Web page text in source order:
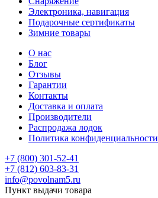
Электроника, навигация
Подарочные сертификаты
Зимние товары
О нас
Блог
Отзывы
Гарантии
Контакты
Доставка и оплата
Производители
Распродажа лодок
Политика конфиденциальности
+7 (800) 301-52-41
+7 (812) 603-83-31
info@povolnam5.ru
Пункт выдачи товара